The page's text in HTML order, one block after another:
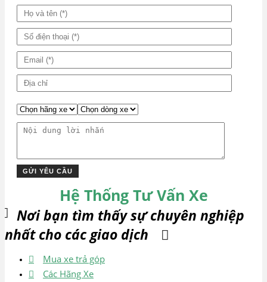
Hệ Thống Tư Vấn Xe
Nơi bạn tìm thấy sự chuyên nghiệp
nhất cho các giao dịch
Mua xe trả góp
Các Hãng Xe